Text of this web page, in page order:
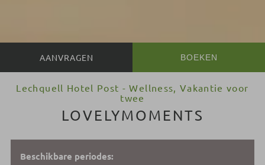
BOEKEN
Lechquell Hotel Post - Wellness, Vakantie voor
twee
LOVELYMOMENTS
Beschikbare periodes: